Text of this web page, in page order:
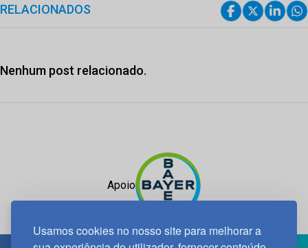
Usamos cookies no nosso site para melhorar a
RELACIONADOS
Nenhum post relacionado.
Apoio